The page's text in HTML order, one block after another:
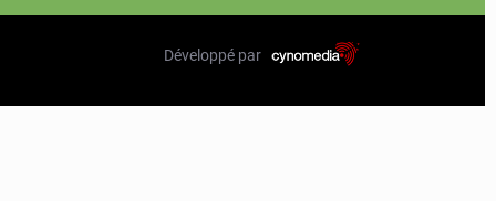
Développé par